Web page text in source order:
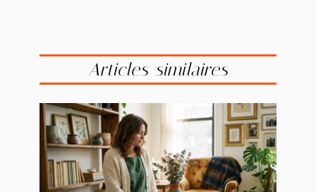
Articles similaires